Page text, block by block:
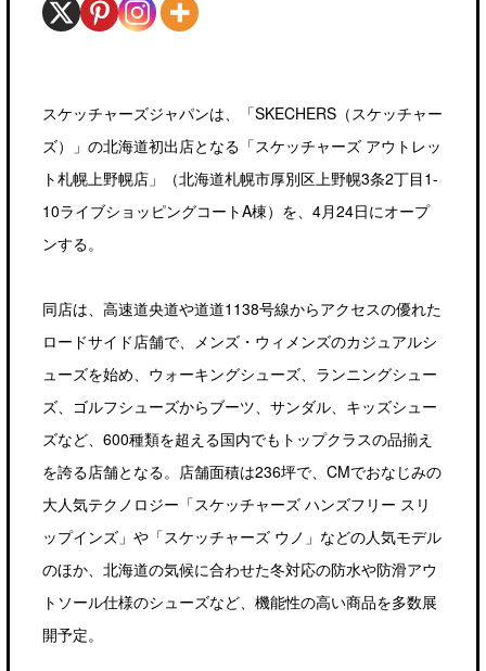
スケッチャーズジャパンは、「SKECHERS（スケッチャー
ズ）」の北海道初出店となる「スケッチャーズ アウトレッ
ト札幌上野幌店」（北海道札幌市厚別区上野幌3条2丁目1-
10ライブショッピングコートA棟）を、4月24日にオープ
ンする。
同店は、高速道央道や道道1138号線からアクセスの優れた
ロードサイド店舗で、メンズ・ウィメンズのカジュアルシ
ューズを始め、ウォーキングシューズ、ランニングシュー
ズ、ゴルフシューズからブーツ、サンダル、キッズシュー
ズなど、600種類を超える国内でもトップクラスの品揃え
を誇る店舗となる。店舗面積は236坪で、CMでおなじみの
大人気テクノロジー「スケッチャーズ ハンズフリー スリ
ップインズ」や「スケッチャーズ ウノ」などの人気モデル
のほか、北海道の気候に合わせた冬対応の防水や防滑アウ
トソール仕様のシューズなど、機能性の高い商品を多数展
開予定。